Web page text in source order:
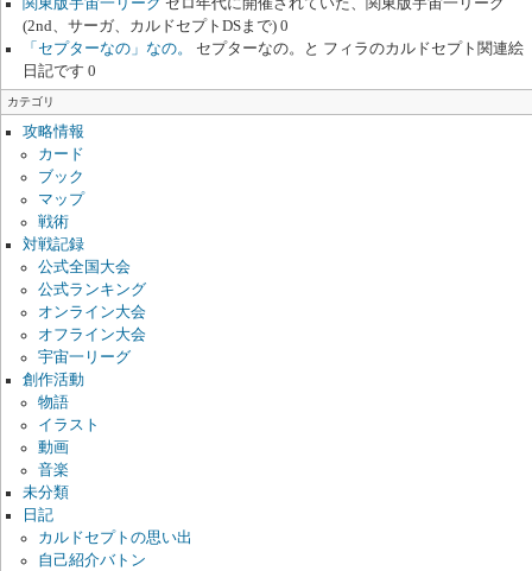
関東版宇宙一リーグ ゼロ年代に開催されていた、関東版宇宙一リーグ
(2nd、サーガ、カルドセプトDSまで) 0
「セプターなの」なの。
セプターなの。と フィラのカルドセプト関連絵
日記です 0
カテゴリ
攻略情報
カード
ブック
マップ
戦術
対戦記録
公式全国大会
公式ランキング
オンライン大会
オフライン大会
宇宙一リーグ
創作活動
物語
イラスト
動画
音楽
未分類
日記
カルドセプトの思い出
自己紹介バトン